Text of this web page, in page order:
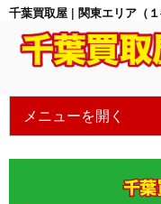
千葉買取屋 | 関東エリア（
メニューを開く